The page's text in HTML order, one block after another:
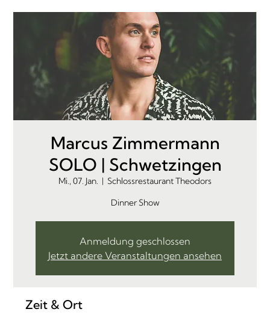
Marcus Zimmermann
SOLO | Schwetzingen
Mi., 07. Jan.
  |
Schlossrestaurant Theodors
Dinner Show
Anmeldung geschlossen
Jetzt andere Veranstaltungen ansehen
Zeit & Ort